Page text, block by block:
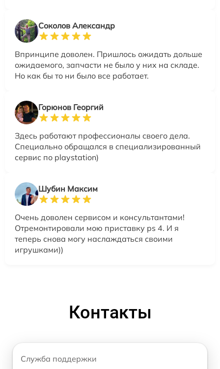
Соколов Александр
Впринципе доволен. Пришлось ожидать дольше
ожидаемого, запчасти не было у них на складе.
Но как бы то ни было все работает.
Горюнов Георгий
Здесь работают профессионалы своего дела.
Специально обращался в специализированный
сервис по playstation)
Шубин Максим
Очень доволен сервисом и консультантами!
Отремонтировали мою приставку ps 4. И я
теперь снова могу наслаждаться своими
игрушками))
Контакты
Служба поддержки